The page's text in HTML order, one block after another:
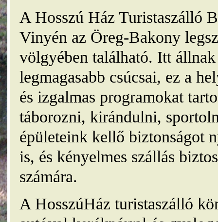
A Hosszú Ház Turistaszálló
Vinyén az Öreg-Bakony
völgyében található. Itt
legmagasabb csúcsai, ez a
és izgalmas programokat
táborozni, kirándulni,
épületeink kellő biztonságot
is, és kényelmes szállás
számára.
A HosszúHáz turistaszálló